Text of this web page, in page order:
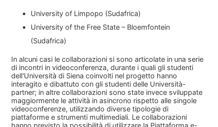
University of Limpopo (Sudafrica)
University of the Free State – Bloemfontein
(Sudafrica)
In alcuni casi le collaborazioni si sono articolate in una serie
di incontri in videoconferenza, durante i quali gli studenti
dell'Università di Siena coinvolti nel progetto hanno
interagito e dibattuto con gli studenti delle Università-
partner; in altre collaborazioni sono state invece sviluppate
maggiormente le attività in asincrono rispetto alle singole
videoconferenze, utilizzando diverse tipologie di
piattaforme e strumenti multimediali. Le collaborazioni